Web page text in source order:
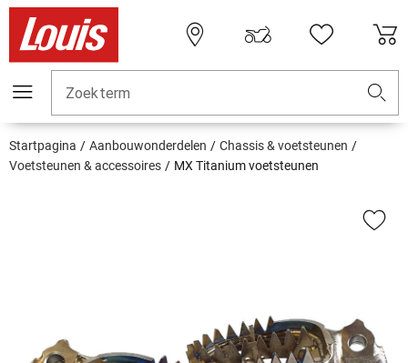
Zoekterm
Startpagina Aanbouwonderdelen
Chassis & voetsteunen
Voetsteunen & accessoires
MX Titanium voetsteunen